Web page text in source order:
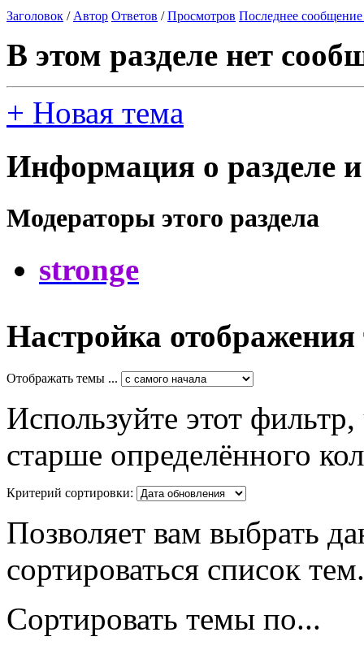
Заголовок / Автор Ответов /Просмотров Последнее сообщение
В этом разделе нет
+ Новая тема
Информация о разделе
Модераторы этого раздела
stronge
Настройка отображения
Отображать темы ...
Используйте этот
старше определённого
Критерий сортировки:
Позволяет вам выбрать
сортироваться список тем.
Сортировать темы по...